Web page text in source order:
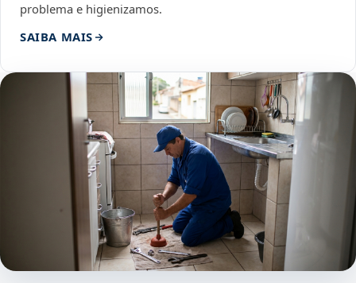
problema e higienizamos.
SAIBA MAIS